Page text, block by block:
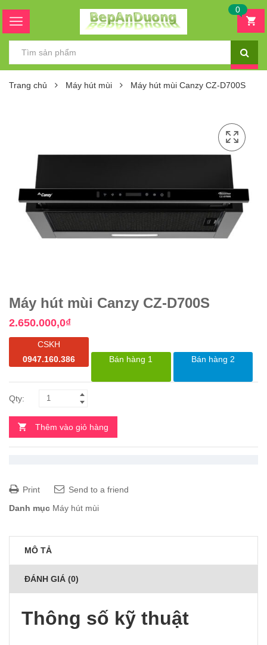
0
Trang chủ Máy hút mùi Máy hút mùi Canzy CZ-D700S
Máy hút mùi Canzy CZ-D700S
2.650.000,0₫
CSKH
0947.160.386
Bán hàng 1 Bán hàng 2
Thêm vào giỏ hàng
Print
Send to a friend
Danh mục Máy hút mùi
MÔ TẢ
ĐÁNH GIÁ (0)
Thông số kỹ thuật